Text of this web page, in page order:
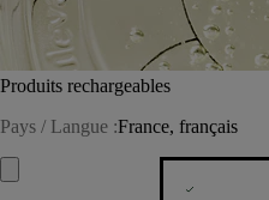
Produits rechargeables
Pays / Langue :France, français